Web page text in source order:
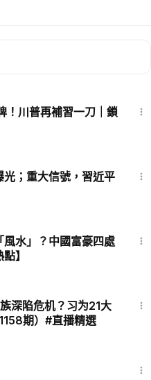
驅逐出境？
soh-tv-2
。我們還會每日提供新聞直
態。
年創辦的獨立媒體，總部
網際網路、手機應用等多媒
！川普再補習一刀｜鎖
；重大信號，習近平
水」？中國富豪四處
】
深陷危机？习为21大
期）#直播精選